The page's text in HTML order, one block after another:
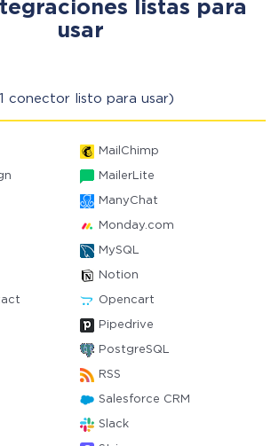
listas para
usar
conector listo para usar)
MailChimp
MailerLite
ManyChat
Monday.com
MySQL
Notion
Opencart
Pipedrive
PostgreSQL
RSS
Salesforce CRM
Slack